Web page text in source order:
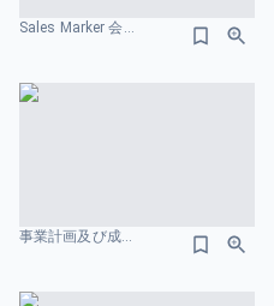
Sales Marker 会社紹介資料 組織図のスライドデザイン
事業計画及び成長可能性に関する事項-株式会社ステムセル研究所 組織図のスライドデザイン